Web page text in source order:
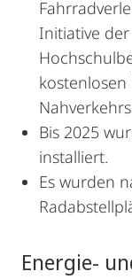
Initiative
Bis 2025
installiert.
Es wurden
Energie-